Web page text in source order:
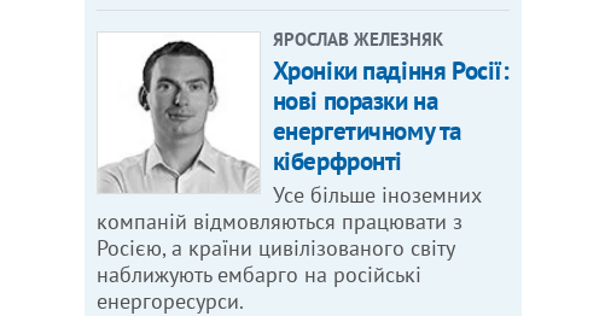
ЯРОСЛАВ ЖЕЛЕЗНЯК
Хроніки падіння Росії:
нові поразки на
енергетичному та
кіберфронті
Усе більше іноземних
компаній відмовляються працювати з
Росією, а країни цивілізованого світу
наближують ембарго на російські
енергоресурси.